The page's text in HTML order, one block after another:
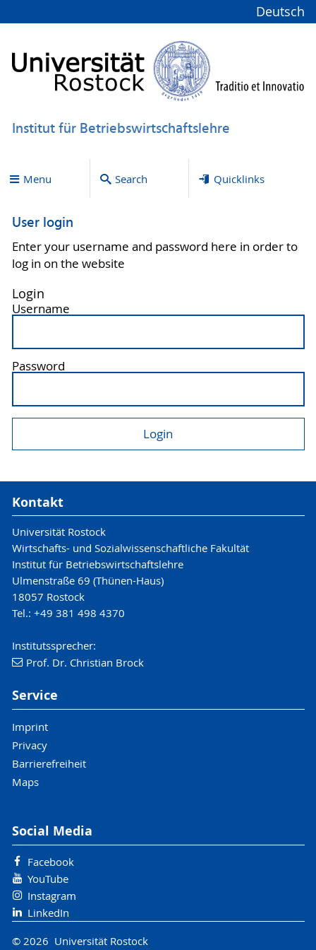
Deutsch
Institut für Betriebswirtschaftslehre
Menu Search Quicklinks
User login
Enter your username and password here in order to
log in on the website
Login
Username
Password
Kontakt
Universität Rostock
Wirtschafts- und Sozialwissenschaftliche Fakultät
Institut für Betriebswirtschaftslehre
Ulmenstraße 69 (Thünen-Haus)
18057 Rostock
Tel.: +49 381 498 4370
Institutssprecher:
Prof. Dr. Christian Brock
Service
Imprint
Privacy
Barrierefreiheit
Maps
Social Media
Facebook
YouTube
Instagram
LinkedIn
© 2026 Universität Rostock